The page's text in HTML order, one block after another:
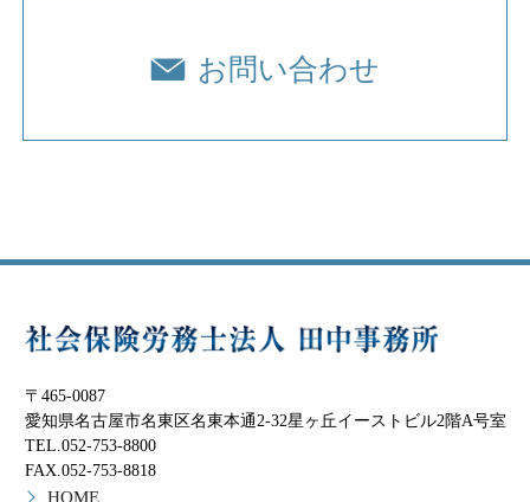
お問い合わせ
〒465-0087
愛知県名古屋市名東区名東本通2-32星ヶ丘イーストビル2階A号室
TEL.052-753-8800
FAX.052-753-8818
HOME